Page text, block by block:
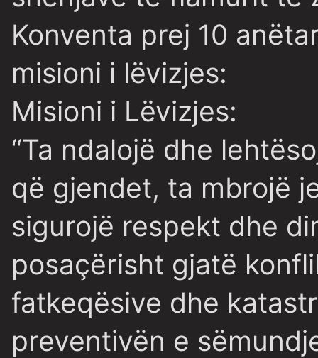
Konventa prej 10
misioni i lëvizjes:
Misioni i Lëvizjes:
“Ta ndalojë dhe
që gjendet, ta mbrojë
sigurojë respekt dhe
posaçërisht gjatë
fatkeqësive dhe
preventivën e